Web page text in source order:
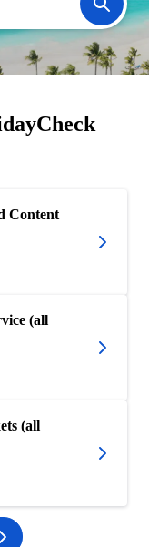
Content
(all
(all